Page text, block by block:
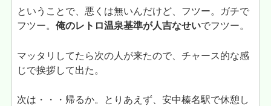
ということで、悪くは無いんだけど、フツー。ガチで
フツー。俺のレトロ温泉基準が人吉なせいでフツー。
マッタリしてたら次の人が来たので、チャース的な感
じで挨拶して出た。
次は・・・帰るか。とりあえず、安中榛名駅で休憩し